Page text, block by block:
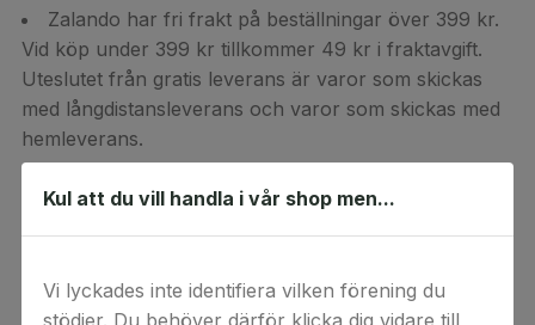
Zalando har fri frakt på beställningar över 399 kr.
Vid köp under 399 kr tillkommer 49 kr i fraktavgift.
Uteslutet från gratis leverans är varor som skickas
med långdistansleverans och varor som skickas med
hemleverans.
Alla värdekoder är giltiga i minst 1 år. Den exakta
giltighetstiden kan du se när du får värdekoden via e-
Max 2250 kr i presentkort per köp.
Kul att du vill handla i vår shop men...
Vi lyckades inte identifiera vilken förening du